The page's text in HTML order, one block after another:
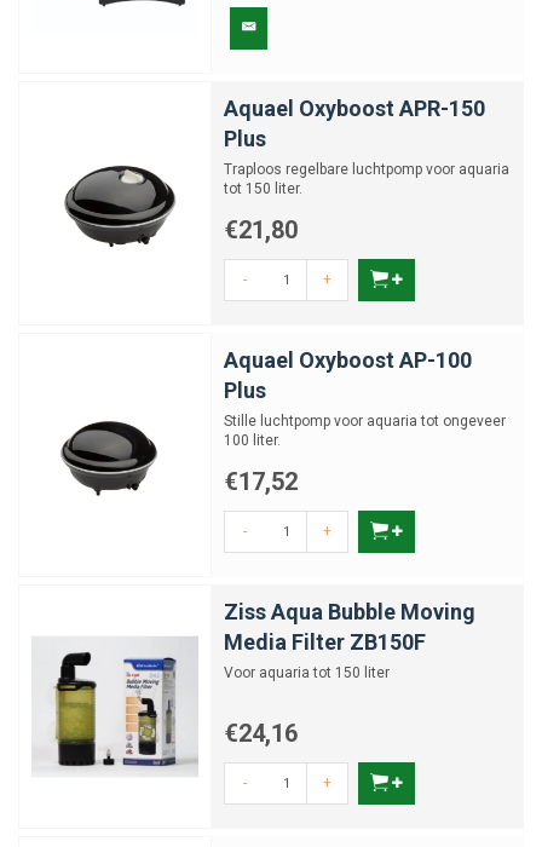
meeste modellen zijn energiezuinig en nemen weinig ruimte in beslag –
ideaal voor plaatsing in een techniekruimte of in de buurt van je sump.
Aquael Oxyboost APR-150
Plus
Traploos regelbare luchtpomp voor aquaria
tot 150 liter.
€21,80
- +
Aquael Oxyboost AP-100
Plus
Stille luchtpomp voor aquaria tot ongeveer
100 liter.
€17,52
- +
Ziss Aqua Bubble Moving
Media Filter ZB150F
Voor aquaria tot 150 liter
€24,16
- +